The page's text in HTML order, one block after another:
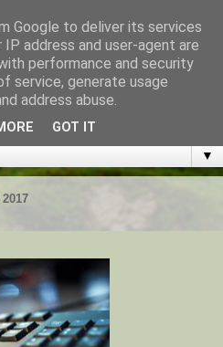
tarjoaa tilaisuuden muuttaa
▼
Google to deliver its services
address and user-agent are
performance and security
service, generate usage
address abuse.
GOT IT